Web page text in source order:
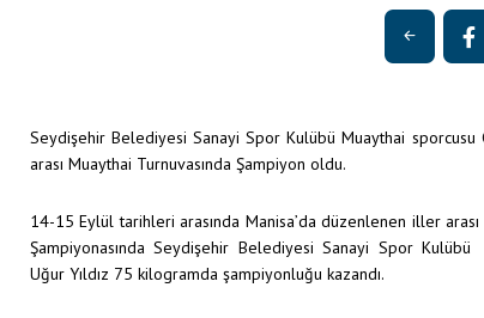
Seydişehir Belediyesi Sanayi Spor Kulübü Muaythai sporcusu
arası Muaythai Turnuvasında Şampiyon oldu.
14-15 Eylül tarihleri arasında Manisa’da düzenlenen iller
Şampiyonasında Seydişehir Belediyesi Sanayi Spor Kulübü
Uğur Yıldız 75 kilogramda şampiyonluğu kazandı.